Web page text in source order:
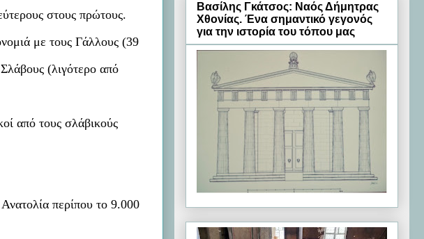
στους πρώτους.
με τους Γάλλους (39
(λιγότερο από
από τους σλάβικούς
περίπου το 9.000
Βασίλης Γκάτσος: Ναός Δήμητρας
Χθονίας. Ένα σημαντικό γεγονός
για την ιστορία του τόπου μας